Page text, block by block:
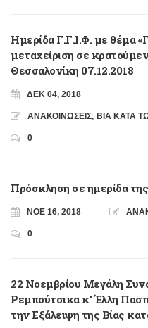
Ημερίδα Γ.Γ.Ι.Φ. με θέμα
μεταχείριση σε
Θεσσαλονίκη 07.12.2018
ΔΕΚ 04, 2018
ΑΝΑΚΟΙΝΩΣΕΙΣ, ΒΙΑ ΚΑΤΑ
0
Πρόσκληση σε ημερίδα
ΝΟΈ 16, 2018
0
22 Νοεμβρίου Μεγάλη
Ρεμπούτσικα κ’ Έλλη
την Εξάλειψη της Βίας